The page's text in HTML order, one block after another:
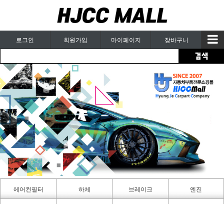
로그인 회원가입 마이페이지 장바구니
에어컨필터 하체 브레이크 엔진